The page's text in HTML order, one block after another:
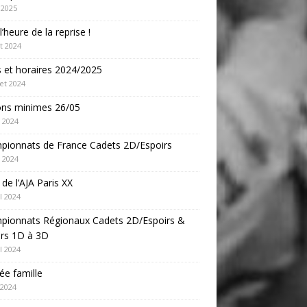
de la reprise !
2024
et horaires 2024/2025
2024
minimes 26/05
de France Cadets 2D/Espoirs
l’AJA Paris XX
2024
Régionaux Cadets 2D/Espoirs &
1D à 3D
2024
famille